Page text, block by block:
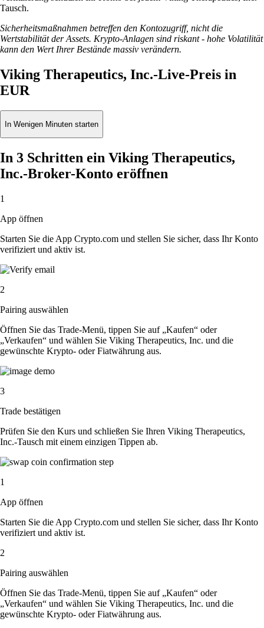
Tausch.
Sicherheitsmaßnahmen betreffen den Kontozugriff, nicht die
Wertstabilität der Assets. Krypto-Anlagen sind riskant - hohe Volatilität
kann den Wert Ihrer Bestände massiv verändern.
Viking Therapeutics, Inc.-Live-Preis in
EUR
In Wenigen Minuten starten
In 3 Schritten ein Viking Therapeutics,
Inc.-Broker-Konto eröffnen
1
App öffnen
Starten Sie die App Crypto.com und stellen Sie sicher, dass Ihr Konto
verifiziert und aktiv ist.
2
Pairing auswählen
Öffnen Sie das Trade-Menü, tippen Sie auf „Kaufen“ oder
„Verkaufen“ und wählen Sie Viking Therapeutics, Inc. und die
gewünschte Krypto- oder Fiatwährung aus.
3
Trade bestätigen
Prüfen Sie den Kurs und schließen Sie Ihren Viking Therapeutics,
Inc.-Tausch mit einem einzigen Tippen ab.
1
App öffnen
Starten Sie die App Crypto.com und stellen Sie sicher, dass Ihr Konto
verifiziert und aktiv ist.
2
Pairing auswählen
Öffnen Sie das Trade-Menü, tippen Sie auf „Kaufen“ oder
„Verkaufen“ und wählen Sie Viking Therapeutics, Inc. und die
gewünschte Krypto- oder Fiatwährung aus.